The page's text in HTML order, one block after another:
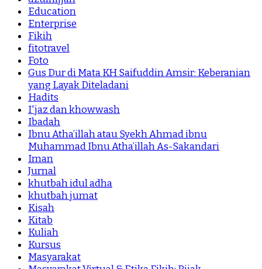
Education
Enterprise
Fikih
fitotravel
Foto
Gus Dur di Mata KH Saifuddin Amsir: Keberanian
yang Layak Diteladani
Hadits
I'jaz dan khowwash
Ibadah
Ibnu Atha’illah atau Syekh Ahmad ibnu
Muhammad Ibnu Atha’illah As-Sakandari
Iman
Jurnal
khutbah idul adha
khutbah jumat
Kisah
Kitab
Kuliah
Kursus
Masyarakat